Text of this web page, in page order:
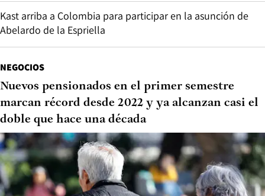
Kast arriba a Colombia para participar en la asunción de
Abelardo de la Espriella
NEGOCIOS
Nuevos pensionados en el primer semestre
marcan récord desde 2022 y ya alcanzan casi el
doble que hace una década